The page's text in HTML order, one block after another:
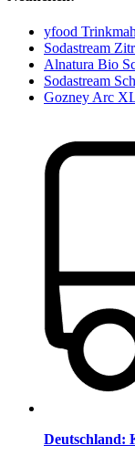
yfood
Sodastream
Alnatura Bio
Sodastream
Gozney Arc
Deutschland: